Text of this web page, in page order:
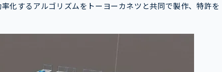
化するアルゴリズムをトーヨーカネツと共同で製作、特許を